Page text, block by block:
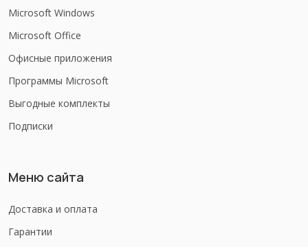
Microsoft Windows
Microsoft Office
Офисные приложения
Программы Microsoft
Выгодные комплекты
Подписки
Меню сайта
Доставка и оплата
Гарантии